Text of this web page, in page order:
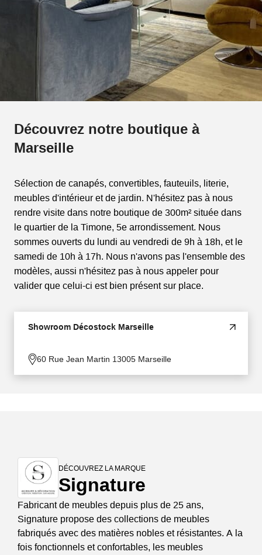
Découvrez notre boutique à
Marseille
Sélection de canapés, convertibles, fauteuils, literie,
meubles d'intérieur et de jardin. N'hésitez pas à nous
rendre visite dans notre boutique de 300m² située dans
le quartier de la Timone, 5e arrondissement. Nous
sommes ouverts du lundi au vendredi de 9h à 18h, et le
samedi de 10h à 17h. Nous n'avons pas l'ensemble des
modèles, aussi n'hésitez pas à nous appeler pour
valider que celui-ci est bien présent sur place.
Showroom Décostock Marseille
60 Rue Jean Martin 13005 Marseille
DÉCOUVREZ LA MARQUE
Signature
Fabricant de meubles depuis plus de 25 ans,
Signature propose des collections de meubles
fabriqués avec des matières nobles et résistantes. A la
fois fonctionnels et confortables, les meubles